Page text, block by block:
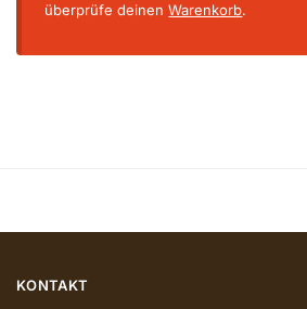
überprüfe deinenWarenkorb.
KONTAKT